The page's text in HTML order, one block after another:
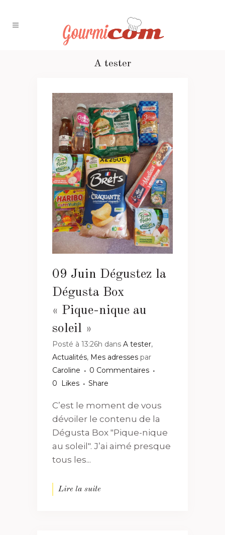
A tester
09 Juin Dégustez la
Dégusta Box
« Pique-nique au
soleil »
Posté à 13:26h dans A tester,
Actualités, Mes adresses par
Caroline
0 Commentaires
0
Likes Share
C’est le moment de vous
dévoiler le contenu de la
Dégusta Box "Pique-nique
au soleil". J’ai aimé presque
tous les...
Lire la suite